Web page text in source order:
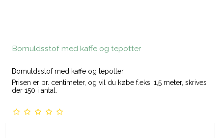
Bomuldsstof med kaffe og tepotter
Bomuldsstof med kaffe og tepotter
Prisen er pr. centimeter, og vil du købe f.eks. 1,5 meter, skrives
der 150 i antal.